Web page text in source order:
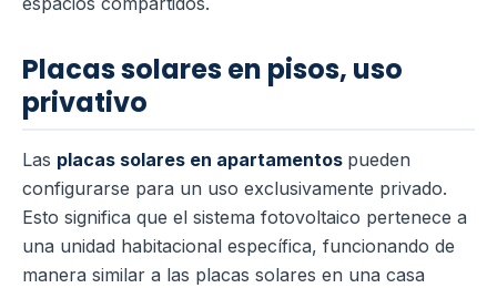
Placas solares en pisos, uso
privativo
Las placas solares en apartamentos pueden
configurarse para un uso exclusivamente privado.
Esto significa que el sistema fotovoltaico pertenece a
una unidad habitacional específica, funcionando de
manera similar a las placas solares en una casa